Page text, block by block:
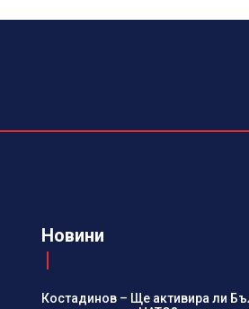
Новини
Костадинов – Ще активира ли